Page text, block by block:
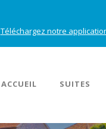
Téléchargez notre
ACCUEIL SUITES